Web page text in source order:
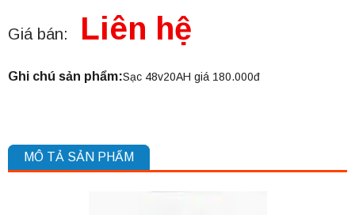
Giá bán: Liên hệ
Ghi chú sản phẩm:Sạc 48v20AH giá 180.000đ
MÔ TẢ SẢN PHẨM